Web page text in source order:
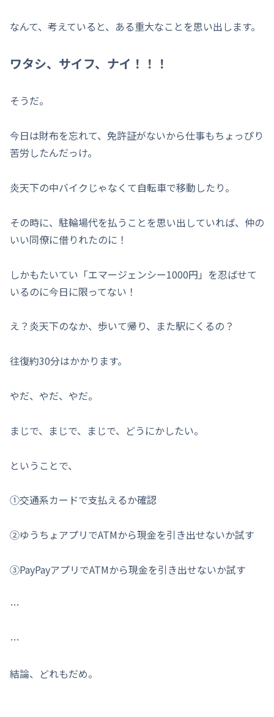
なんて、考えていると、ある重大なことを思い出します。
ワタシ、サイフ、ナイ！！！
そうだ。
今日は財布を忘れて、免許証がないから仕事もちょっぴり
苦労したんだっけ。
炎天下の中バイクじゃなくて自転車で移動したり。
その時に、駐輪場代を払うことを思い出していれば、仲の
いい同僚に借りれたのに！
しかもたいてい「エマージェンシー1000円」を忍ばせて
いるのに今日に限ってない！
え？炎天下のなか、歩いて帰り、また駅にくるの？
往復約30分はかかります。
やだ、やだ、やだ。
まじで、まじで、まじで、どうにかしたい。
ということで、
①交通系カードで支払えるか確認
②ゆうちょアプリでATMから現金を引き出せないか試す
③PayPayアプリでATMから現金を引き出せないか試す
…
…
結論、どれもだめ。